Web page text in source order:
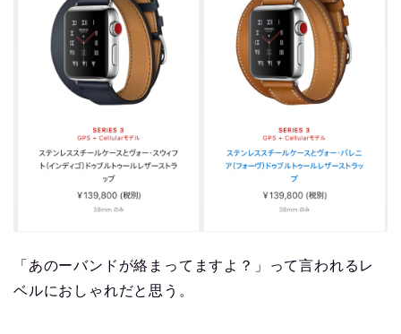
「あのーバンドが絡まってますよ？」って言われるレ
ベルにおしゃれだと思う。